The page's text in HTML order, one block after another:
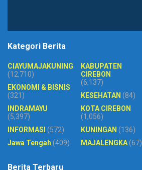
Kategori Berita
CIAYUMAJAKUNING
(12,710)
EKONOMI & BISNIS
(321)
INDRAMAYU
(5,397)
INFORMASI (572)
Jawa Tengah (409)
KABUPATEN
CIREBON
(6,137)
KESEHATAN (84)
KOTA CIREBON
(1,056)
KUNINGAN (136)
MAJALENGKA(67)
Berita Terbaru